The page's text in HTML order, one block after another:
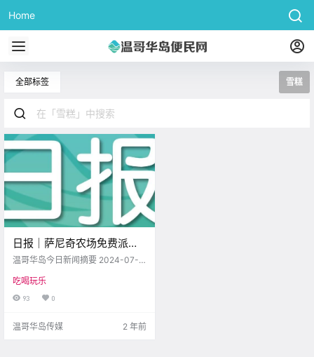
Home
全部标签 雪糕
日报｜萨尼奇农场免费派雪
糕！大批Silk植物奶被召回！
温哥华岛今日新闻摘要 2024-07-0
萨尼奇半岛上的Michell's Farm为5
岁及以下的儿童免费提供冰淇淋啦
吃喝玩乐
93 0
温哥华岛传媒 2 年前